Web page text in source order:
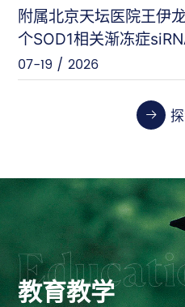
附属北京天坛医院王伊
个SOD1相关渐冻症
体临床数据
07-19 / 2026
07-10 / 2026
张伟等（天坛医院）
教育教学